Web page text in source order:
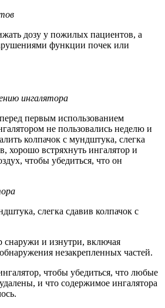
дозу у пожилых пациентов, а
функции почек или
ингалятора
перед первым использованием
не пользовались неделю и
колпачок с мундштука, слегка
хорошо встряхнуть ингалятор и
чтобы убедиться, что он
слегка сдавив колпачок с
снаружи и изнутри, включая
незакрепленных частей.
чтобы убедиться, что любые
и что содержимое ингалятора